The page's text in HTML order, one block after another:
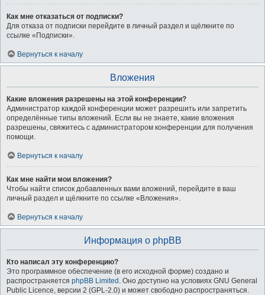
Как мне отказаться от подписки?
Для отказа от подписки перейдите в личный раздел и щёлкните по
ссылке «Подписки».
Вернуться к началу
Вложения
Какие вложения разрешены на этой конференции?
Администратор каждой конференции может разрешить или запретить
определённые типы вложений. Если вы не знаете, какие вложения
разрешены, свяжитесь с администратором конференции для получения
помощи.
Вернуться к началу
Как мне найти мои вложения?
Чтобы найти список добавленных вами вложений, перейдите в ваш
личный раздел и щёлкните по ссылке «Вложения».
Вернуться к началу
Информация о phpBB
Кто написал эту конференцию?
Это программное обеспечение (в его исходной форме) создано и
распространяется phpBB Limited . Оно доступно на условиях GNU General
Public Licence, версии 2 (GPL-2.0) и может свободно распространяться.